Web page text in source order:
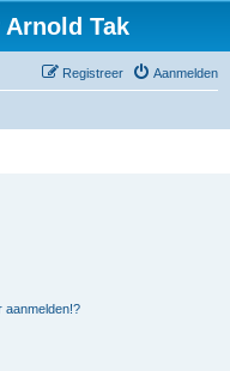
Tak
Aanmelden
Registreer
aanmelden!?